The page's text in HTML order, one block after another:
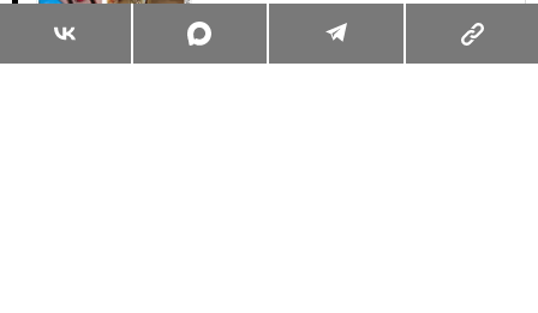
Суперзум: главные моменты лета в